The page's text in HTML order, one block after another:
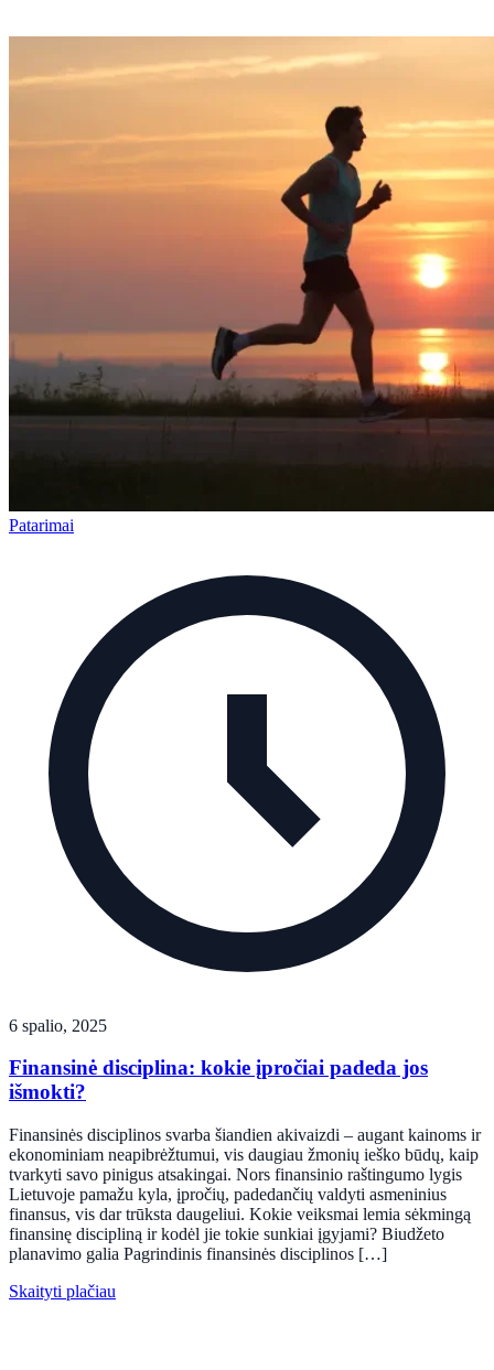
Patarimai
6 spalio, 2025
Finansinė disciplina: kokie įpročiai padeda jos
išmokti?
Finansinės disciplinos svarba šiandien akivaizdi – augant kainoms ir
ekonominiam neapibrėžtumui, vis daugiau žmonių ieško būdų, kaip
tvarkyti savo pinigus atsakingai. Nors finansinio raštingumo lygis
Lietuvoje pamažu kyla, įpročių, padedančių valdyti asmeninius
finansus, vis dar trūksta daugeliui. Kokie veiksmai lemia sėkmingą
finansinę discipliną ir kodėl jie tokie sunkiai įgyjami? Biudžeto
planavimo galia Pagrindinis finansinės disciplinos […]
Skaityti plačiau